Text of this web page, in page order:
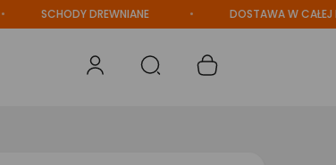
SCHODY DREWNIANE DOSTAWA W CAŁEJ